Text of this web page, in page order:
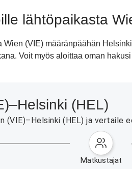
lähtöpaikasta
(VIE) määränpäähän
Voit myös aloittaa oman
(HEL)
(HEL) ja vertaile
matkustajat